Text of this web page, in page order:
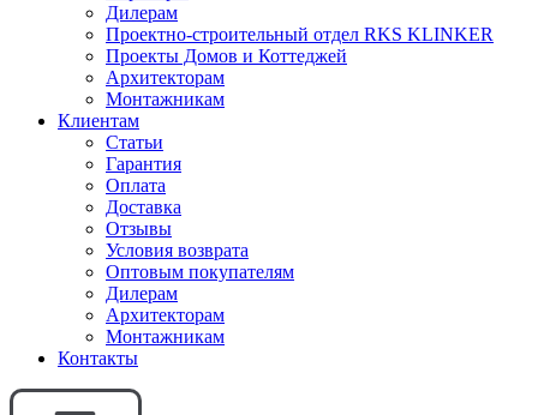
Дилерам
Проектно-строительный отдел RKS KLINKER
Проекты Домов и Коттеджей
Архитекторам
Монтажникам
Клиентам
Статьи
Гарантия
Оплата
Доставка
Отзывы
Условия возврата
Оптовым покупателям
Дилерам
Архитекторам
Монтажникам
Контакты